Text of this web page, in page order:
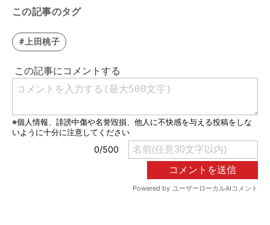
この記事のタグ
#上田桃子